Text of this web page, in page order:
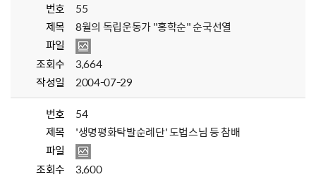
번호
55
제목
8월의 독립운동가 "홍학순" 순국선열
파일
조회수
3,664
작성일
2004-07-29
번호
54
제목
'생명평화탁발순례단' 도법스님 등 참배
파일
조회수
3,600